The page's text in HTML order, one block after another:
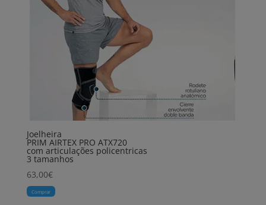
Joelheira
PRIM AIRTEX PRO ATX720
com articulações policentricas
3 tamanhos
63,00€
Comprar